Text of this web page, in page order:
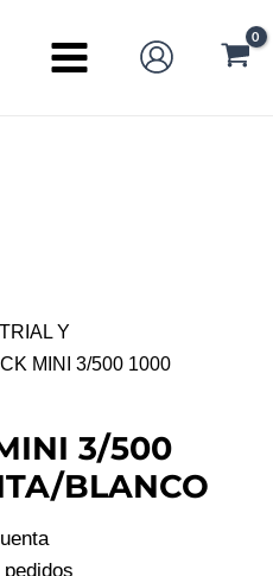
Main
Y
MINI 3/500 1000
3/500
BLANCO